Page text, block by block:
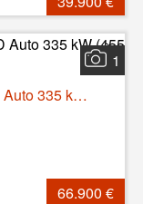
1
Volvo XC90 T8 Core Recharge AWD Auto 335 kW (455 CV)
66.900 €